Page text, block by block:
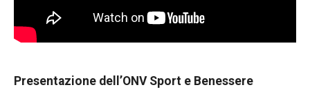
Presentazione dell’ONV Sport e Benessere